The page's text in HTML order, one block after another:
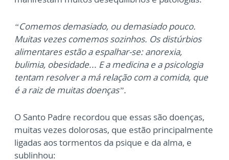
“Comemos demasiado, ou demasiado pouco.
Muitas vezes comemos sozinhos. Os distúrbios
alimentares estão a espalhar-se: anorexia,
bulimia, obesidade... E a medicina e a psicologia
tentam resolver a má relação com a comida, que
é a raiz de muitas doenças”.
O Santo Padre recordou que essas são doenças,
muitas vezes dolorosas, que estão principalmente
ligadas aos tormentos da psique e da alma, e
sublinhou: